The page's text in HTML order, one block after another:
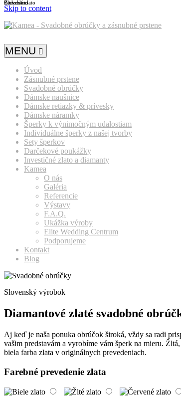
Skip to content
MENU
Úvod
Zásnubné prstene
Svadobné obrúčky
Dámske naušnice
Dámske retiazky & prívesky
Dámske náramky
Šperky k výnimočným udalostiam
Individuálne šperky z našej tvorby
Sety šperkov
Darčekové poukážky
Investičné zlato a diamanty
Kamea
O nás
Galéria
Referencie
Výstavy
F.A.Q.
Ukážka výroby
Elite Wedding Centrum
Podporujeme
Kontakt
Blog
Slovenský výrobok
Diamantové zlaté svadobné
Aj keď je naša ponuka obrúčok široká, vždy sa radi
vašim predstavám a vyrobíme vám šperk na mieru.
biela farba zlata v originálnych prevedeniach.
Farebné prevedenie zlata
Biele zlato
Žlté zlato
Červené zlato